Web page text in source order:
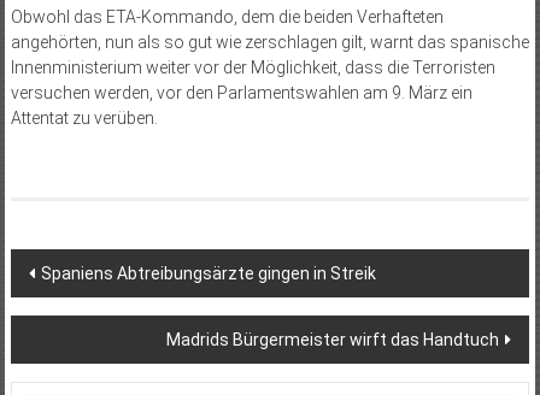
Obwohl das ETA-Kommando, dem die beiden Verhafteten
angehörten, nun als so gut wie zerschlagen gilt, warnt das spanische
Innenministerium weiter vor der Möglichkeit, dass die Terroristen
versuchen werden, vor den Parlamentswahlen am 9. März ein
Attentat zu verüben.
Beitragsnavigation
Spaniens Abtreibungsärzte gingen in Streik
Madrids Bürgermeister wirft das Handtuch